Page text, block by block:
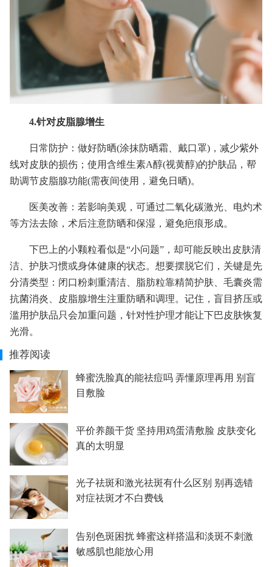
4.针对皮脂腺增生
日常防护：做好防晒(涂抹防晒霜、戴口罩)，减少紫外
线对皮肤的损伤；使用含维生素A醇(视黄醇)的护肤品，帮
助调节皮脂腺功能(需夜间使用，避免日晒)。
医美改善：若影响美观，可通过二氧化碳激光、电灼术
等方法去除，术后注意防晒和保湿，避免疤痕形成。
下巴上的小颗粒看似是“小问题”，却可能反映出皮肤清
洁、护肤习惯或身体健康的状态。想要摆脱它们，关键是先
分清类型：闭口粉刺重清洁、脂肪粒靠精简护肤、毛囊炎需
抗菌消炎、皮脂腺增生注重防晒和调理。记住，盲目挤压或
滥用护肤品只会加重问题，针对性护理才能让下巴皮肤恢复
光滑。
推荐阅读
蜂蜜洗脸真的能祛痘吗 弄懂原理再用 别盲
目敷脸
平价养颜干货 坚持用鸡蛋清敷脸 皮肤变化
真的太明显
光子祛斑和激光祛斑有什么区别 别再选错
对症祛斑才不白费钱
告别色斑困扰 蜂蜜这样搭温和淡斑不刺激
敏感肌也能放心用